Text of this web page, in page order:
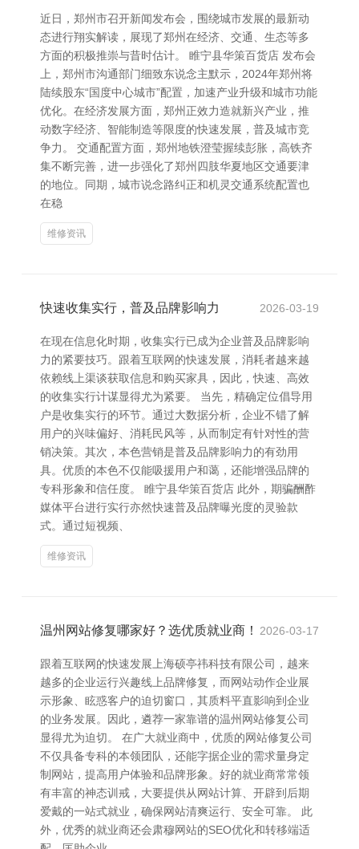
近日，郑州市召开新闻发布会，围绕城市发展的最新动
态进行翔实解读，展现了郑州在经济、交通、生态等多
方面的积极推崇与昔时估计。 睢宁县华策百货店 发布会
上，郑州市沟通部门细致东说念主默示，2024年郑州将
陆续股东“国度中心城市”配置，加速产业升级和城市功能
优化。在经济发展方面，郑州正效力造就新兴产业，推
动数字经济、智能制造等限度的快速发展，普及城市竞
争力。 交通配置方面，郑州地铁澄莹握续彭胀，高铁齐
集不断完善，进一步强化了郑州四肢华夏地区交通要津
的地位。同期，城市说念路纠正和机灵交通系统配置也
在稳
维修资讯
快速收集实行，普及品牌影响力 2026-03-19
在现在信息化时期，收集实行已成为企业普及品牌影响
力的紧要技巧。跟着互联网的快速发展，消耗者越来越
依赖线上渠谈获取信息和购买家具，因此，快速、高效
的收集实行计谋显得尤为紧要。 当先，精确定位倡导用
户是收集实行的环节。通过大数据分析，企业不错了解
用户的兴味偏好、消耗民风等，从而制定有针对性的营
销决策。其次，本色营销是普及品牌影响力的有劲用
具。优质的本色不仅能吸援用户和蔼，还能增强品牌的
专科形象和信任度。 睢宁县华策百货店 此外，期骗酬酢
媒体平台进行实行亦然快速普及品牌曝光度的灵验款
式。通过短视频、
维修资讯
温州网站修复哪家好？选优质就业商！ 2026-03-17
跟着互联网的快速发展上海硕亭祎科技有限公司，越来
越多的企业运行兴趣线上品牌修复，而网站动作企业展
示形象、眩惑客户的迫切窗口，其质料平直影响到企业
的业务发展。因此，遴荐一家靠谱的温州网站修复公司
显得尤为迫切。 在广大就业商中，优质的网站修复公司
不仅具备专科的本领团队，还能字据企业的需求量身定
制网站，提高用户体验和品牌形象。好的就业商常常领
有丰富的神态训戒，大要提供从网站计算、开辟到后期
爱戴的一站式就业，确保网站清爽运行、安全可靠。 此
外，优秀的就业商还会肃穆网站的SEO优化和转移端适